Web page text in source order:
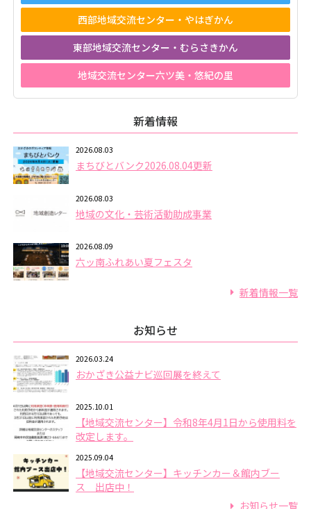
西部地域交流センター・やはぎかん
東部地域交流センター・むらさきかん
地域交流センター六ツ美・悠紀の里
新着情報
2026.08.03
まちびとバンク2026.08.04更新
2026.08.03
地域の文化・芸術活動助成事業
2026.08.09
六ッ南ふれあい夏フェスタ
新着情報一覧
お知らせ
2026.03.24
おかざき公益ナビ巡回展を終えて
2025.10.01
【地域交流センター】令和8年4月1日から使用料を
改定します。
2025.09.04
【地域交流センター】キッチンカー＆館内ブー
ス 出店中！
お知らせ一覧